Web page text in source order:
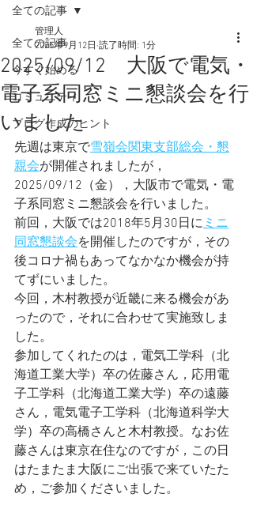
全ての記事
今すぐ始める
コミュニティ
ブログ作成のヒント
全ての記事
2025/09/12 大阪で電気・
電子系同窓ミニ懇談会を行
いました
管理人
2025年9月12日 読了時間: 1分
先週は東京で雪嶺会関東支部総会・懇
親会が開催されましたが，
2025/09/12（金），大阪市で電気・電
子系同窓ミニ懇談会を行いました。
前回，大阪では2018年5月30日にミニ
同窓懇談会を開催したのですが，その
後コロナ禍もあってなかなか機会が持
てずにいました。
今回，木村教授が近畿に来る機会があ
ったので，それに合わせて実施致しま
した。
参加してくれたのは，電気工学科（北
海道工業大学）卒の佐藤さん，応用電
子工学科（北海道工業大学）卒の遠藤
さん，電気電子工学科（北海道科学大
学）卒の高橋さんと木村教授。なお佐
藤さんは東京在住なのですが，この日
はたまたま大阪にご出張で来ていたた
め，ご参加くださいました。